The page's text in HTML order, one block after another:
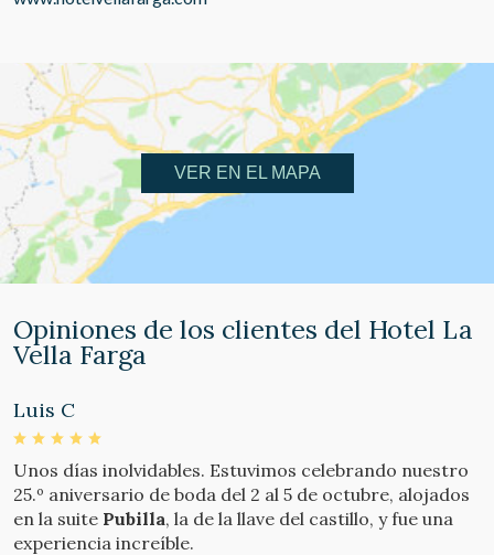
VER EN EL MAPA
Opiniones de los clientes del Hotel La
Vella Farga
Luis C
Unos días inolvidables. Estuvimos celebrando nuestro
25.º aniversario de boda del 2 al 5 de octubre, alojados
en la suite Pubilla, la de la llave del castillo, y fue una
experiencia increíble.